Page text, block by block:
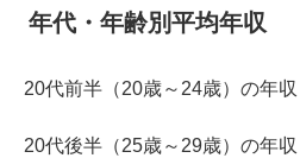
年代・年齢別平均年収
20代前半（20歳～24歳）の年収
20代後半（25歳～29歳）の年収